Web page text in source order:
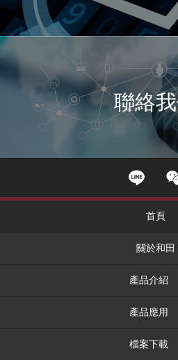
聯絡
首頁
關於和田
產品介紹
產品應用
檔案下載